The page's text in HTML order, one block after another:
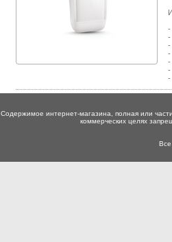
-
-
-
-
-
-
-
Содержимое интернет-магазина, полная или
коммерческих целях